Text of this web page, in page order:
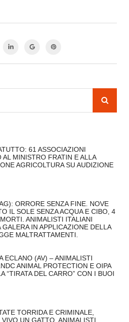
61 ASSOCIAZIONI
AL MINISTRO FRATIN E ALLA
AGRICOLTURA SU AUDIZIONE
ORRORE SENZA FINE. NOVE
IL SOLE SENZA ACQUA E CIBO, 4
ANIMALISTI ITALIANI
GALERA IN APPLICAZIONE DELLA
MALTRATTAMENTI.
ECLANO (AV) – ANIMALISTI
ANIMAL PROTECTION E OIPA
“TIRATA DEL CARRO” CON I BUOI
TORRIDA E CRIMINALE,
VIVO UN GATTO. ANIMALISTI